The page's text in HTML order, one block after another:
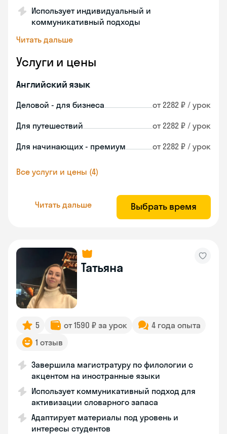
Использует индивидуальный и
коммуникативный подходы
Читать дальше
Услуги и цены
Английский язык
Деловой - для бизнеса от 2282 ₽ / урок
Для путешествий от 2282 ₽ / урок
Для начинающих - премиум от 2282 ₽ / урок
Все услуги и цены (4)
Читать дальше Выбрать время
Татьяна
5 от 1590 ₽ за урок
4 года опыта
1 отзыв
Завершила магистратуру по филологии с
акцентом на иностранные языки
Использует коммуникативный подход для
активизации словарного запаса
Адаптирует материалы под уровень и
интересы студентов